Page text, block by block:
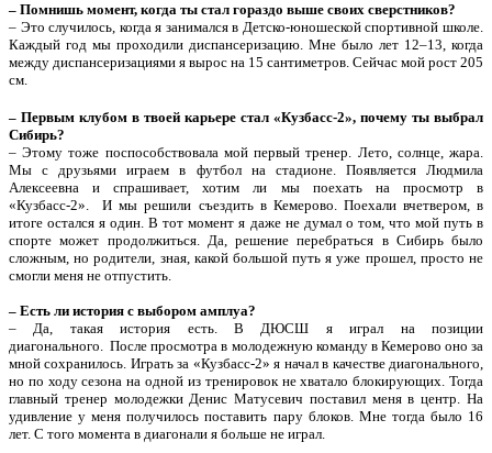
– Помнишь момент, когда ты стал гораздо выше своих сверстников?
– Это случилось, когда я занимался в Детско-юношеской спортивной школе.
Каждый год мы проходили диспансеризацию. Мне было лет 12–13, когда
между диспансеризациями я вырос на 15 сантиметров. Сейчас мой рост 205
см.
– Первым клубом в твоей карьере стал «Кузбасс-2», почему ты выбрал
Сибирь?
– Этому тоже поспособствовала мой первый тренер. Лето, солнце, жара.
Мы с друзьями играем в футбол на стадионе. Появляется Людмила
Алексеевна и спрашивает, хотим ли мы поехать на просмотр в
«Кузбасс-2». И мы решили съездить в Кемерово. Поехали вчетвером, в
итоге остался я один. В тот момент я даже не думал о том, что мой путь в
спорте может продолжиться. Да, решение перебраться в Сибирь было
сложным, но родители, зная, какой большой путь я уже прошел, просто не
смогли меня не отпустить.
– Есть ли история с выбором амплуа?
– Да, такая история есть. В ДЮСШ я играл на позиции
диагонального. После просмотра в молодежную команду в Кемерово оно за
мной сохранилось. Играть за «Кузбасс-2» я начал в качестве диагонального,
но по ходу сезона на одной из тренировок не хватало блокирующих. Тогда
главный тренер молодежки Денис Матусевич поставил меня в центр. На
удивление у меня получилось поставить пару блоков. Мне тогда было 16
лет. С того момента в диагонали я больше не играл.